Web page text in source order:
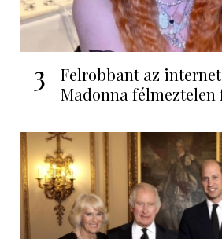
3
Felrobbant az
Madonna